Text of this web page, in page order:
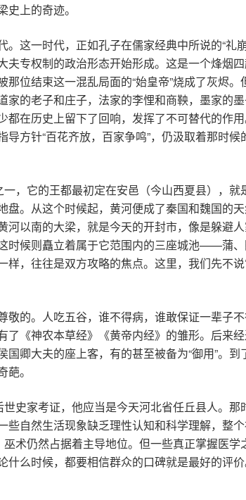
上的奇迹。
这一时代，正如孔子在儒家经典中所说的“
专权制的政治形态开始形成。这是一个烽烟
位结束这一混乱局面的“始皇帝”烧成了灰烬
的老子和庄子，法家的李悝和商鞅，墨家的
在历史上留下了回响，发挥了不可替代的作
方针“百花齐放，百家争鸣”，仍汲取着那时
，它的王都最初定在安邑（今山西夏县），
。从这个时候起，黄河便成了秦国和魏国的
以南的大梁，就是今天的开封市，像是躲避
时候则矗立着属于它范围内的三座城池——蒲
，往往是双方攻略的焦点。这里，我们先不
的。人吃五谷，谁不得病，谁敢保证一辈子
《神农本草经》《黄帝内经》的雏形。后来
卿大夫的座上客，有的甚至被备为“御用”。
。
史家考证，他应当是今天河北省任丘县人。
自然生活现象缺乏理性认知和科学理解，整
术仍然占据着主导地位。但一些真正掌握医
么时候，都要相信群众的口碑就是最好的评